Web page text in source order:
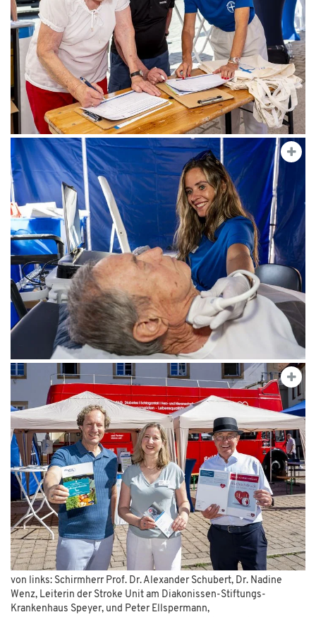
von links: Schirmherr Prof. Dr. Alexander Schubert, Dr. Nadine
Wenz, Leiterin der Stroke Unit am Diakonissen-Stiftungs-
Krankenhaus Speyer, und Peter Ellspermann,